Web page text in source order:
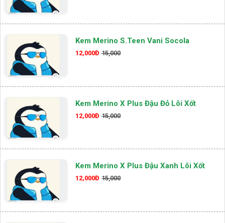
Kem Merino S.teen Vani Socola
12,000Đ 15,000
Kem Merino X Plus Đậu Đỏ Lõi Xốt
12,000Đ 15,000
Kem Merino X Plus Đậu Xanh Lõi Xốt
12,000Đ 15,000